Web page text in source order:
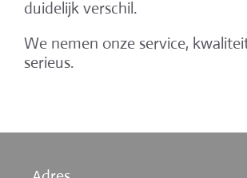
duidelijk verschil.
We nemen onze service,
serieus.